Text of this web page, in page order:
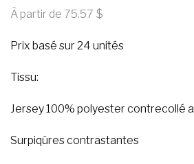
À partir de 75.57
Prix basé sur 24 unités
Tissu:
Jersey 100% polyester contrecollé
Surpiqûres contrastantes